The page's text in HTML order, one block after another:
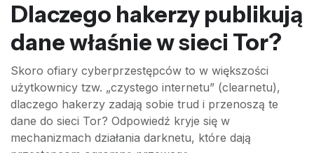
Dlaczego hakerzy publikują
dane właśnie w sieci Tor?
Skoro ofiary cyberprzestępców to w większości
użytkownicy tzw. „czystego internetu” (clearnetu),
dlaczego hakerzy zadają sobie trud i przenoszą te
dane do sieci Tor? Odpowiedź kryje się w
mechanizmach działania darknetu, które dają